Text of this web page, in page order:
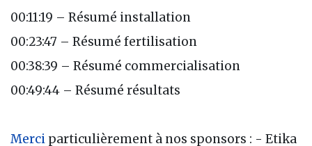
00:11:19 – Résumé installation
00:23:47 – Résumé fertilisation
00:38:39 – Résumé commercialisation
00:49:44 – Résumé résultats
Merci particulièrement à nos sponsors : - Etika